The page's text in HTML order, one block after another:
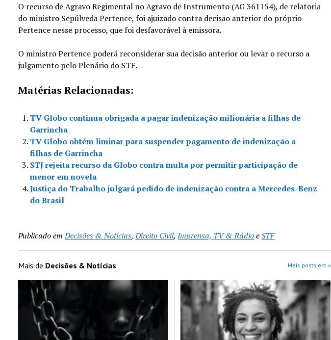
O recurso de Agravo Regimental no Agravo de Instrumento (AG 361154), de relatoria
do ministro Sepúlveda Pertence, foi ajuizado contra decisão anterior do próprio
Pertence nesse processo, que foi desfavorável à emissora.
O ministro Pertence poderá reconsiderar sua decisão anterior ou levar o recurso a
julgamento pelo Plenário do STF.
Matérias Relacionadas:
TV Globo continua obrigada a pagar indenização milionária a filhas de
Garrincha
TV Globo obtém liminar para suspender pagamento de indenização a
filhas de Garrincha
STJ rejeita recurso da Globo contra multa por permitir participação de
menor em novela
Justiça do Trabalho julgará pedido de indenização contra a Mercedes-Benz
do Brasil
Publicado em Decisões & Notícias,Direito Civil,Imprensa, TV & RádioeSTF
Mais de Decisões & Notícias Mais posts em »